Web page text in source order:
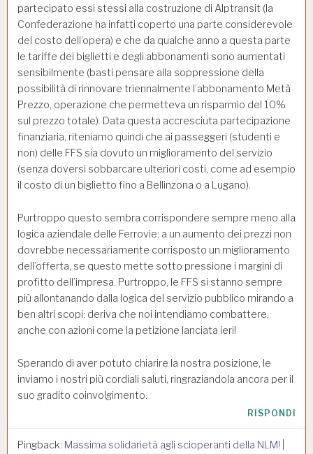
partecipato essi stessi alla costruzione di Alptransit (la
Confederazione ha infatti coperto una parte considerevole
del costo dell’opera) e che da qualche anno a questa parte
le tariffe dei biglietti e degli abbonamenti sono aumentati
sensibilmente (basti pensare alla soppressione della
possibilità di rinnovare triennalmente l’abbonamento Metà
Prezzo, operazione che permetteva un risparmio del 10%
sul prezzo totale). Data questa accresciuta partecipazione
finanziaria, riteniamo quindi che ai passeggeri (studenti e
non) delle FFS sia dovuto un miglioramento del servizio
(senza doversi sobbarcare ulteriori costi, come ad esempio
il costo di un biglietto fino a Bellinzona o a Lugano).
Purtroppo questo sembra corrispondere sempre meno alla
logica aziendale delle Ferrovie: a un aumento dei prezzi non
dovrebbe necessariamente corrisposto un miglioramento
dell’offerta, se questo mette sotto pressione i margini di
profitto dell’impresa. Purtroppo, le FFS si stanno sempre
più allontanando dalla logica del servizio pubblico mirando a
ben altri scopi: deriva che noi intendiamo combattere,
anche con azioni come la petizione lanciata ieri!
Sperando di aver potuto chiarire la nostra posizione, le
inviamo i nostri più cordiali saluti, ringraziandola ancora per il
suo gradito coinvolgimento.
RISPONDI
Pingback: Massima solidarietà agli scioperanti della NLM! |